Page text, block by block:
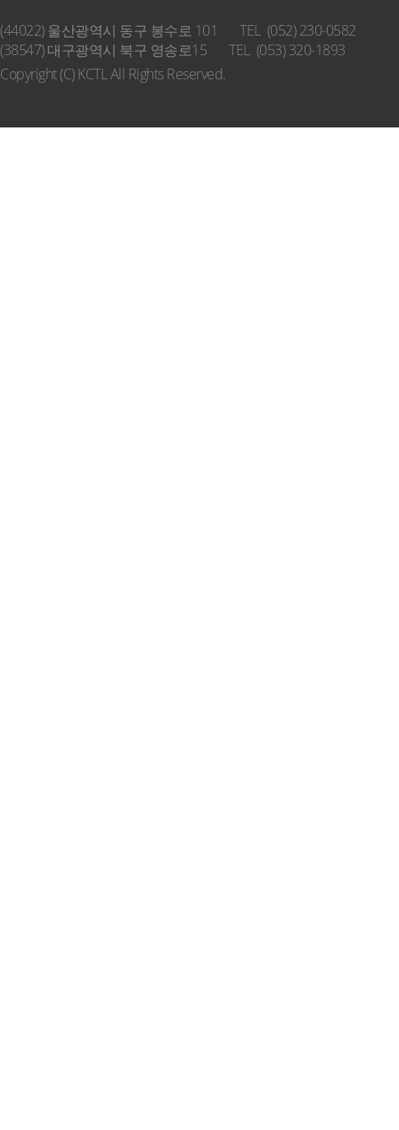
(44022) 울산광역시 동구 봉수로 101
TEL (052) 230-0582
(38547) 대구광역시 북구 영송로15
TEL (053) 320-1893
Copyright (C) KCTL All Rights Reserved.